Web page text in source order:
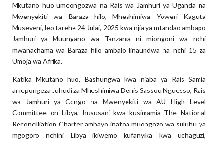
Mkutano huo umeongozwa na Rais wa Jamhuri ya Uganda na
Mwenyekiti wa Baraza hilo, Mheshimiwa Yoweri Kaguta
Museveni, leo tarehe 24 Julai, 2025 kwa njia ya mtandao ambapo
Jamhuri ya Muungano wa Tanzania ni miongoni wa nchi
mwanachama wa Baraza hilo ambalo linaundwa na nchi 15 za
Umoja wa Afrika.
Katika Mkutano huo, Bashungwa kwa niaba ya Rais Samia
amepongeza Juhudi za Mheshimiwa Denis Sassou Nguesso, Rais
wa Jamhuri ya Congo na Mwenyekiti wa AU High Level
Committee on Libya, hususani kwa kusimamia The National
Reconcilliation Charter ambayo inatoa muongozo wa suluhu ya
mgogoro nchini Libya ikiwemo kufanyika kwa uchaguzi,